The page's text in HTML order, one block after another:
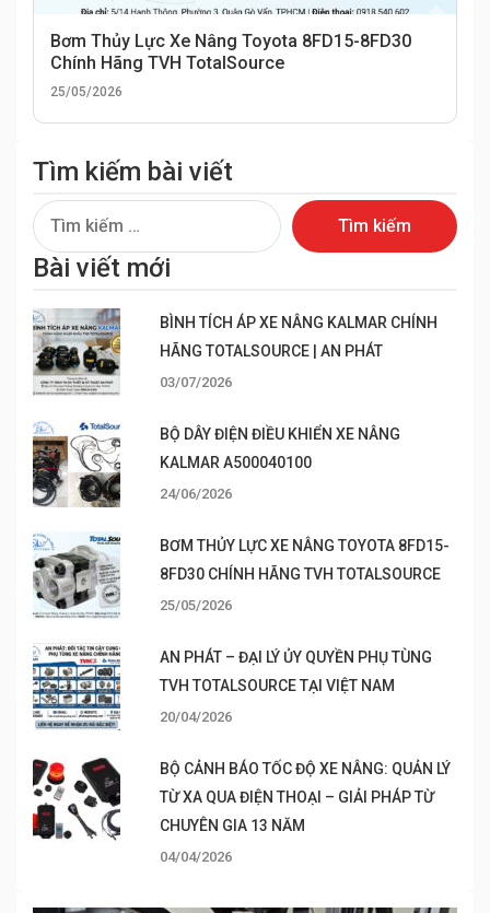
Bơm Thủy Lực Xe Nâng Toyota 8FD15-8FD30
Chính Hãng TVH TotalSource
25/05/2026
Tìm kiếm bài viết
Tìm
kiếm
cho:
Bài viết mới
BÌNH TÍCH ÁP XE NÂNG KALMAR CHÍNH
HÃNG TOTALSOURCE | AN PHÁT
03/07/2026
BỘ DÂY ĐIỆN ĐIỀU KHIỂN XE NÂNG
KALMAR A500040100
24/06/2026
BƠM THỦY LỰC XE NÂNG TOYOTA 8FD15-
8FD30 CHÍNH HÃNG TVH TOTALSOURCE
25/05/2026
AN PHÁT – ĐẠI LÝ ỦY QUYỀN PHỤ TÙNG
TVH TOTALSOURCE TẠI VIỆT NAM
20/04/2026
BỘ CẢNH BÁO TỐC ĐỘ XE NÂNG: QUẢN LÝ
TỪ XA QUA ĐIỆN THOẠI – GIẢI PHÁP TỪ
CHUYÊN GIA 13 NĂM
04/04/2026